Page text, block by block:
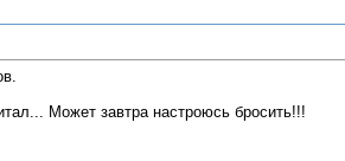
Может завтра настроюсь бросить!!!